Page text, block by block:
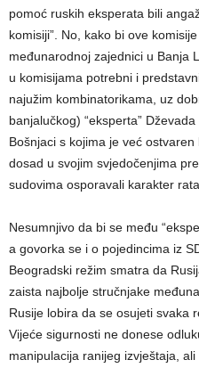
pomoć ruskih eksperata bili
komisiji”. No, kako bi ove
međunarodnoj zajednici u Banja
u komisijama potrebni i
najužim kombinatorikama, uz
banjalučkog) “eksperta”
Bošnjaci s kojima je već
dosad u svojim svjedočenjima
sudovima osporavali karakter rata
Nesumnjivo da bi se među
a govorka se i o pojedincima iz
Beogradski režim smatra da
zaista najbolje stručnjake
Rusije lobira da se osujeti svaka
Vijeće sigurnosti ne donese
manipulacija ranijeg izvještaja,